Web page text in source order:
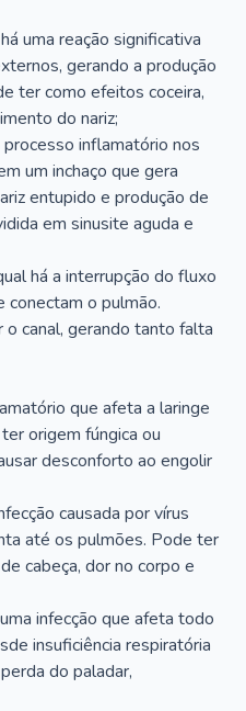
uma reação significativa
gerando a produção
ter como efeitos coceira,
do nariz;
inflamatório nos
um inchaço que gera
entupido e produção de
em sinusite aguda e
há a interrupção do fluxo
conectam o pulmão.
canal, gerando tanto falta
que afeta a laringe
origem fúngica ou
desconforto ao engolir
causada por vírus
até os pulmões. Pode ter
cabeça, dor no corpo e
infecção que afeta todo
insuficiência respiratória
do paladar,